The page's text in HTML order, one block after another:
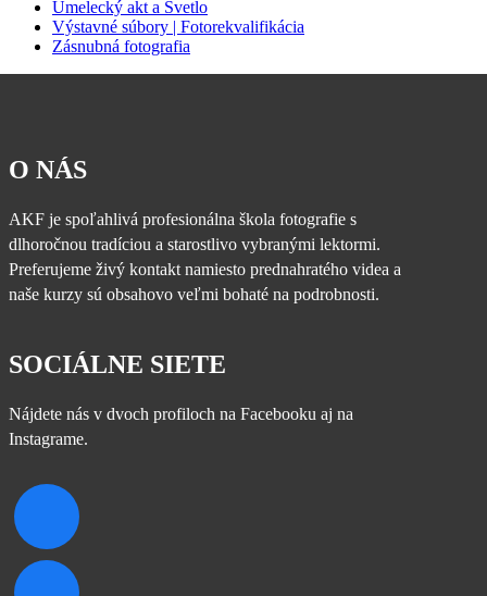
Umelecký akt a Svetlo
Výstavné súbory | Fotorekvalifikácia
Zásnubná fotografia
O NÁS
AKF je spoľahlivá profesionálna škola fotografie s
dlhoročnou tradíciou a starostlivo vybranými lektormi.
Preferujeme živý kontakt namiesto prednahratého videa a
naše kurzy sú obsahovo veľmi bohaté na podrobnosti.
SOCIÁLNE SIETE
Nájdete nás v dvoch profiloch na Facebooku aj na
Instagrame.